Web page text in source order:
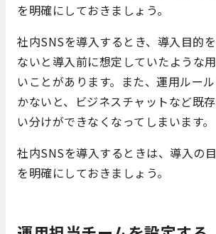
を明確にしておきましょう。
社内SNSを導入するとき、導入目的
ないと導入前に想定していたような
いことがあります。また、運用ルー
かないと、ビジネスチャットなど既
い分けができなくなってしまいます。
社内SNSを導入するときは、導入の
を明確にしておきましょう。